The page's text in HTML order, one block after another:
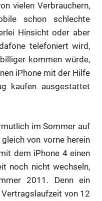
vielen Verbrauchern,
schon schlechte
Hinsicht oder aber
telefoniert wird,
kommen würde,
iPhone mit der Hilfe
kaufen ausgestattet
im Sommer auf
von vorne herein
dem iPhone 4 einen
noch nicht wechseln,
2011. Denn ein
von 12